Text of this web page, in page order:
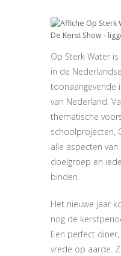
Op Sterk Water
in de
toonaangevende
van Nederland.
thematische
schoolprojecten,
alle aspecten
doelgroep en
binden.
Het nieuwe jaar
nog de
Een perfect
vrede op aarde.